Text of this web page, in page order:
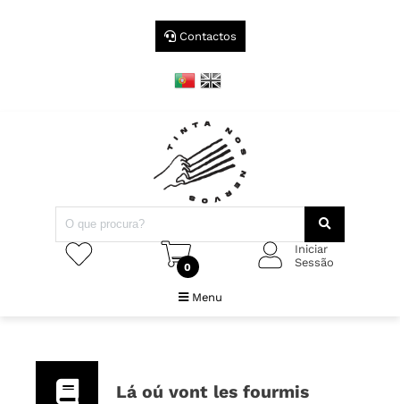
Contactos
0
Iniciar
Sessão
Menu
Lá oú vont les fourmis